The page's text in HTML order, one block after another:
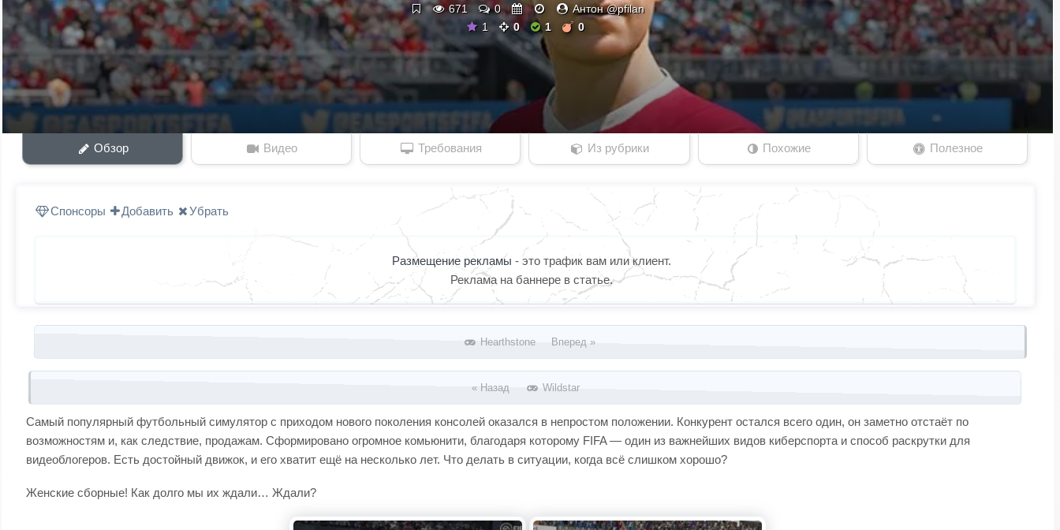
671 0
Антон @pfilan
1
0 1 0
Обзор Видео Требования Из рубрики Похожие Полезное
Спонсоры Добавить Убрать
Размещение рекламы - это трафик вам или клиент.
Реклама на баннере в статье.
Запись навигация
Hearthstone Вперед »
« Назад Wildstar
Самый популярный футбольный симулятор с приходом нового поколения консолей оказался в непростом положении. Конкурент остался всего один, он заметно отстаёт по
возможностям и, как следствие, продажам. Сформировано огромное комьюнити, благодаря которому FIFA — один из важнейших видов киберспорта и способ раскрутки для
видеоблогеров. Есть достойный движок, и его хватит ещё на несколько лет. Что делать в ситуации, когда всё слишком хорошо?
Женские сборные! Как долго мы их ждали… Ждали?